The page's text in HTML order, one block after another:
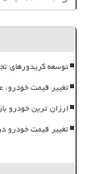
توسعه کریدورهای
تغییر قیمت
ارزان ترین خودرو بازار یک
تغییر قیمت خودرو